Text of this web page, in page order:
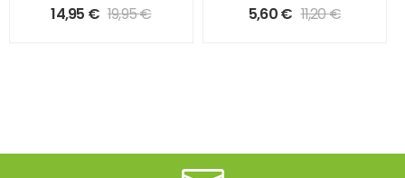
14,95 € 19,95€ 5,60€ 11,20€